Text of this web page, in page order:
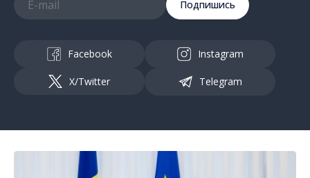
Подпишись
Facebook Instagram
X/Twitter Telegram